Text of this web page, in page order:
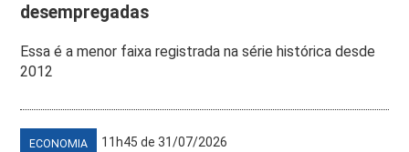
desempregadas
Essa é a menor faixa registrada na série histórica desde
2012
ECONOMIA 11h45 de 31/07/2026